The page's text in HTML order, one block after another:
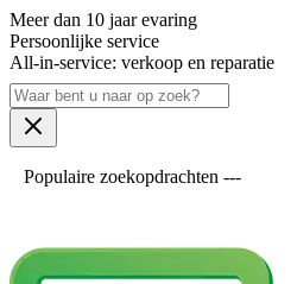
Meer dan 10 jaar evaring
Persoonlijke service
All-in-service: verkoop en reparatie
Populaire zoekopdrachten ---